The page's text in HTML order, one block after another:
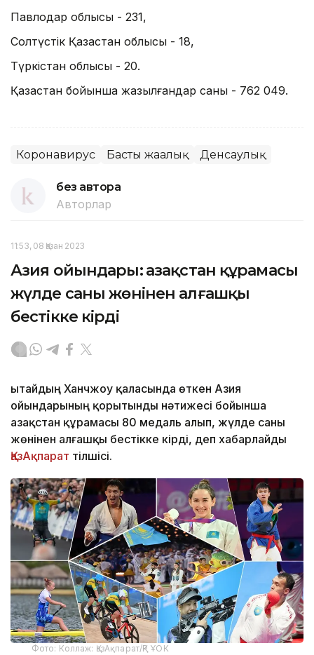
Павлодар облысы - 231,
Солтүстік Қазақстан облысы - 18,
Түркістан облысы - 20.
Қазақстан бойынша жазылғандар саны - 762 049.
Коронавирус Басты жаңалық Денсаулық
без автора
Авторлар
11:53, 08 Қазан 2023
Азия ойындары: Қазақстан құрамасы
жүлде саны жөнінен алғашқы
бестікке кірді
Қытайдың Ханчжоу қаласында өткен Азия
ойындарының қорытынды нәтижесі бойынша
Қазақстан құрамасы 80 медаль алып, жүлде саны
жөнінен алғашқы бестікке кірді, деп хабарлайды
ҚазАқпарат тілшісі.
Фото: Коллаж: ҚазАқпарат/ҚР ҰОК